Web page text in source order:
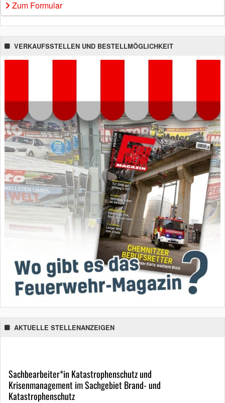
Zum Formular
VERKAUFSSTELLEN UND BESTELLMÖGLICHKEIT
AKTUELLE STELLENANZEIGEN
Sachbearbeiter*in Katastrophenschutz und
Krisenmanagement im Sachgebiet Brand- und
Katastrophenschutz